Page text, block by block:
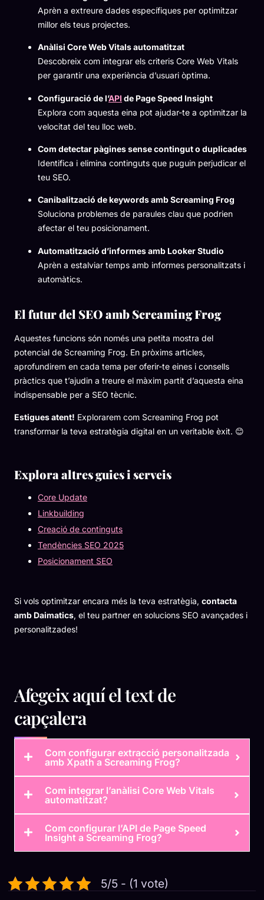
Aprèn a extreure dades específiques per optimitzar
millor els teus projectes.
Anàlisi Core Web Vitals automatitzat
Descobreix com integrar els criteris Core Web Vitals
per garantir una experiència d’usuari òptima.
Configuració de l’API de Page Speed Insight
Explora com aquesta eina pot ajudar-te a optimitzar la
velocitat del teu lloc web.
Com detectar pàgines sense contingut o duplicades
Identifica i elimina continguts que puguin perjudicar el
teu SEO.
Canibalització de keywords amb Screaming Frog
Soluciona problemes de paraules clau que podrien
afectar el teu posicionament.
Automatització d’informes amb Looker Studio
Aprèn a estalviar temps amb informes personalitzats i
automàtics.
El futur del SEO amb Screaming Frog
Aquestes funcions són només una petita mostra del
potencial de Screaming Frog. En pròxims articles,
aprofundirem en cada tema per oferir-te eines i consells
pràctics que t’ajudin a treure el màxim partit d’aquesta eina
indispensable per a SEO tècnic.
Estigues atent! Explorarem com Screaming Frog pot
transformar la teva estratègia digital en un veritable èxit. 😊
Explora altres guies i serveis
Core Update
Linkbuilding
Creació de continguts
Tendències SEO 2025
Posicionament SEO
Si vols optimitzar encara més la teva estratègia, contacta
amb Daimatics, el teu partner en solucions SEO avançades i
personalitzades!
Afegeix aquí el text de
capçalera
Com configurar extracció personalitzada
amb Xpath a Screaming Frog?
Com integrar l’anàlisi Core Web Vitals
automatitzat?
Com configurar l’API de Page Speed
Insight a Screaming Frog?
5/5 - (1 vote)